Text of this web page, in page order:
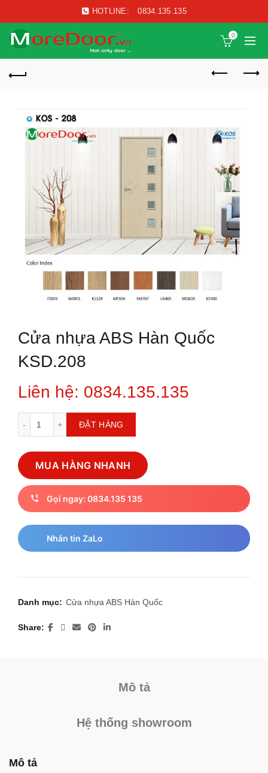
HOTLINE: 0834.135.135
0
Cửa nhựa ABS Hàn Quốc
KSD.208
Liên hệ: 0834.135.135
Cửa nhựa ABS Hàn Quốc KSD.208 số lượng
ĐẶT HÀNG
MUA HÀNG NHANH
Gọi ngay: 0834.135 135
Nhắn tin ZaLo
Danh mục: Cửa nhựa ABS Hàn Quốc
Share
Mô tả
Hệ thống showroom
Mô tả